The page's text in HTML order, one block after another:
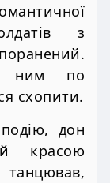
з
ним по
схопити.
дон
красою